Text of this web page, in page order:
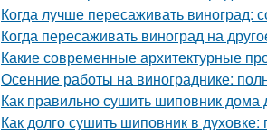
Когда лучше пересаживать виноград:
Когда пересаживать виноград на
Какие современные архитектурные
Осенние работы на винограднике:
Как правильно сушить шиповник дома
Как долго сушить шиповник в духовке: